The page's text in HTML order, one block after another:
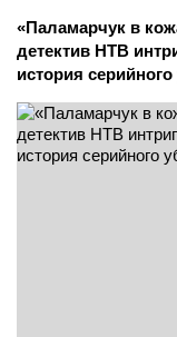
«Паламарчук в
детектив НТВ
история